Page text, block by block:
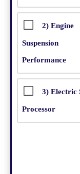
2) Engine
Suspension
Performance
3) Electric
Processor